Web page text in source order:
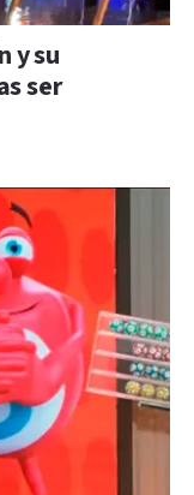
y su
ser